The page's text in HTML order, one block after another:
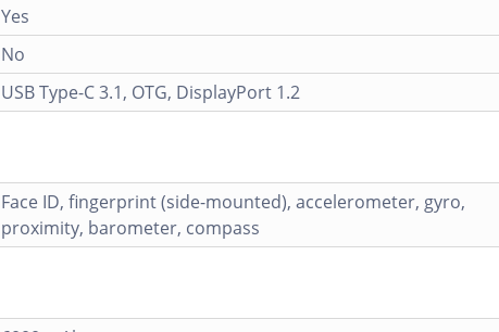
Yes
No
USB Type-C 3.1, OTG, DisplayPort 1.2
Face ID, fingerprint (side-mounted), accelerometer, gyro,
proximity, barometer, compass